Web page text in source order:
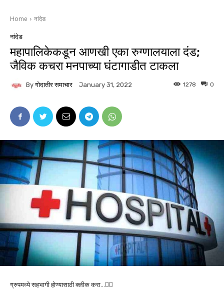
Home नांदेड
नांदेड
महापालिकेकडून आणखी एका रुग्णालयाला दंड;
जैविक कचरा मनपाच्या घंटागाडीत टाकला
By गोदातीर समाचार January 31, 2022 0
1278
ग्रुपमध्ये सहभागी होण्यासाठी क्लीक करा…👆🏻